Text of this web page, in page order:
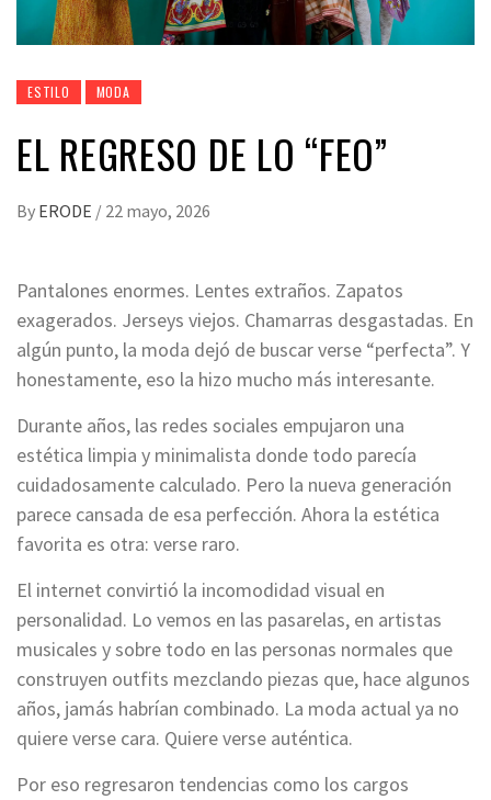
ESTILO MODA
EL REGRESO DE LO “FEO”
By ERODE / 22 mayo, 2026
Pantalones enormes. Lentes extraños. Zapatos
exagerados. Jerseys viejos. Chamarras desgastadas. En
algún punto, la moda dejó de buscar verse “perfecta”. Y
honestamente, eso la hizo mucho más interesante.
Durante años, las redes sociales empujaron una
estética limpia y minimalista donde todo parecía
cuidadosamente calculado. Pero la nueva generación
parece cansada de esa perfección. Ahora la estética
favorita es otra: verse raro.
El internet convirtió la incomodidad visual en
personalidad. Lo vemos en las pasarelas, en artistas
musicales y sobre todo en las personas normales que
construyen outfits mezclando piezas que, hace algunos
años, jamás habrían combinado. La moda actual ya no
quiere verse cara. Quiere verse auténtica.
Por eso regresaron tendencias como los cargos